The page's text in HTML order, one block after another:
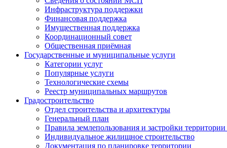
Инфраструктура поддержки
Финансовая поддержка
Имущественная поддержка
Координационный совет
Общественная приёмная
Государственные и муниципальные услуги
Категории услуг
Популярные услуги
Технологические схемы
Реестр муниципальных маршрутов
Градостроительство
Отдел строительства и архитектуры
Генеральный план
Правила землепользования и застройки
Индивидуальное жилищное строительство
Документация по планировке территории